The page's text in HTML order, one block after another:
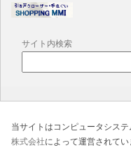
サイト内検索
当サイトはコンピュータシス
株式会社によって運営されてい